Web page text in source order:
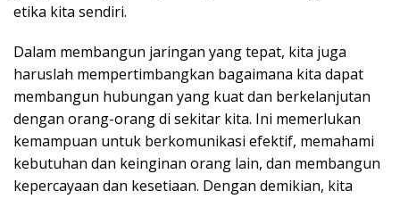
etika kita sendiri.
Dalam membangun jaringan yang tepat, kita juga
haruslah mempertimbangkan bagaimana kita dapat
membangun hubungan yang kuat dan berkelanjutan
dengan orang-orang di sekitar kita. Ini memerlukan
kemampuan untuk berkomunikasi efektif, memahami
kebutuhan dan keinginan orang lain, dan membangun
kepercayaan dan kesetiaan. Dengan demikian, kita